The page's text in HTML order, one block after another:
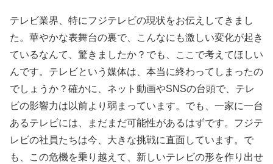
テレビ業界、特にフジテレビの現状をお伝えしてきまし
た。華やかな表舞台の裏で、こんなにも激しい変化が起き
ているなんて、驚きましたか？でも、ここで考えてほしい
んです。テレビという媒体は、本当に終わってしまったの
でしょうか？確かに、ネット動画やSNSの台頭で、テレ
ビの影響力は以前より弱まっています。でも、一家に一台
あるテレビには、まだまだ可能性があるはずです。フジテ
レビの社員たちは今、大きな挑戦に直面しています。で
も、この危機を乗り越えて、新しいテレビの形を作り出せ